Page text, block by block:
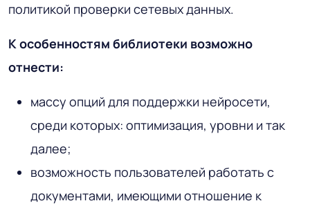
политикой проверки сетевых данных.
К особенностям библиотеки возможно
отнести:
массу опций для поддержки нейросети,
среди которых: оптимизация, уровни и так
далее;
возможность пользователей работать с
документами, имеющими отношение к